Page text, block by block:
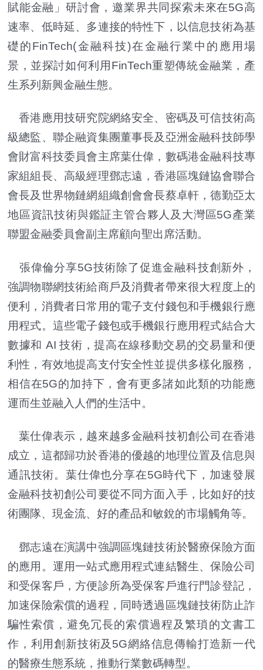
賦能金融」研討會，邀業界共同探索未來在5G高
速率、低時延、多連接的特性下，以信息技術為基
礎的FinTech(金融科技)在金融行業中的應用場
景，並探討如何利用FinTech重塑傳統金融業，產
生系列新興金融生態。
香港應用技研究院網絡安全、密碼及可信技術高
級總監、聯企融資集團董事長及亞洲金融科技師學
會財富科技委員會主席葉仕偉，數碼港金融科技專
家組組長、高級經理鄧志遠，香港區塊鏈協會聯合
會長及世界物鏈網組織創會會長蔡卓軒，德勤亞太
地區資訊技術與鑑証主管合夥人及大灣區5G產業
聯盟金融委員會副主席顧向聖出席活動。
張偉倫分享5G技術除了促進金融科技創新外，
強調物聯網技術給商戶及消費者帶來很大程度上的
便利，消費者日常用的電子支付錢包和手機銀行應
用程式。這些電子錢包或手機銀行應用程式結合大
數據和 AI 技術，提高在線移動交易的交易量和便
利性，有效地提高支付安全性並提供多樣化服務，
相信在5G的加持下，會有更多諸如此類的功能應
運而生並融入人們的生活中。
葉仕偉表示，越來越多金融科技初創公司在香港
成立，這都歸功於香港的優越的地理位置及信息與
通訊技術。葉仕偉也分享在5G時代下，加速發展
金融科技初創公司要從不同方面入手，比如好的技
術團隊、現金流、好的產品和敏銳的市場觸角等。
鄧志遠在演講中強調區塊鏈技術於醫療保險方面
的應用。運用一站式應用程式連結醫生、保險公司
和受保客戶，方便診所為受保客戶進行門診登記，
加速保險索償的過程，同時透過區塊鏈技術防止詐
騙性索償，避免冗長的索償過程及繁瑣的文書工
作，利用創新技術及5G網絡信息傳輸打造新一代
的醫療生態系統，推動行業數碼轉型。